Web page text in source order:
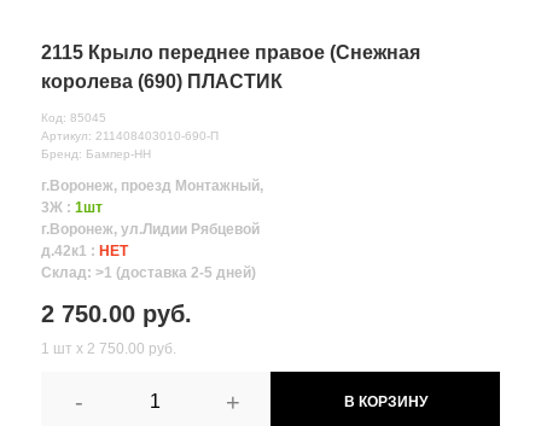
2115 Крыло переднее правое (Снежная
королева (690) ПЛАСТИК
Код: 85045
Артикул: 211408403010-690-П
Бренд: Бампер-НН
г.Воронеж, проезд Монтажный,
3Ж : 1шт
г.Воронеж, ул.Лидии Рябцевой
д.42к1 : НЕТ
Склад: >1 (доставка 2-5 дней)
2 750.00 руб.
1 шт х 2 750.00 руб.
- + В КОРЗИНУ